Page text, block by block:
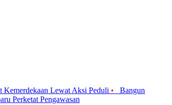
Kemerdekaan Lewat Aksi Peduli •
Bangun
Perketat Pengawasan